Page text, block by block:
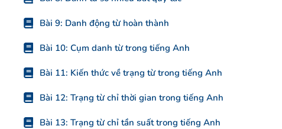
Bài 9: Danh động từ hoàn thành
Bài 10: Cụm danh từ trong tiếng Anh
Bài 11: Kiến thức về trạng từ trong tiếng Anh
Bài 12: Trạng từ chỉ thời gian trong tiếng Anh
Bài 13: Trạng từ chỉ tần suất trong tiếng Anh